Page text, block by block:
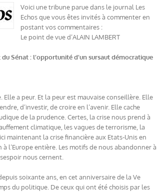
Voici une tribune parue dans le journal Les
Echos que vous êtes invités à commenter en
postant vos commentaires :
Le point de vue d’ALAIN LAMBERT
Sénat : l’opportunité d’un sursaut démocratique
Elle a peur. Et la peur est mauvaise conseillère. Elle
d’investir, de croire en l’avenir. Elle cache
de la prudence. Certes, la crise nous prend à
climatique, les vagues de terrorisme, la
maintenant la crise financière aux Etats-Unis en
l’Europe entière. Les motifs de nous abandonner à
nous cernent.
soixante ans, en cet anniversaire de la Ve
du politique. De ceux qui ont été choisis par les